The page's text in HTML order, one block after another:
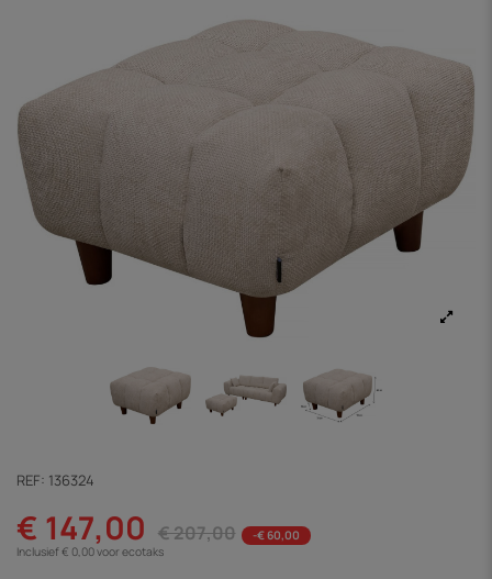
REF: 136324
€ 147,00 € 207,00
-€ 60,00
Inclusief € 0,00 voor ecotaks